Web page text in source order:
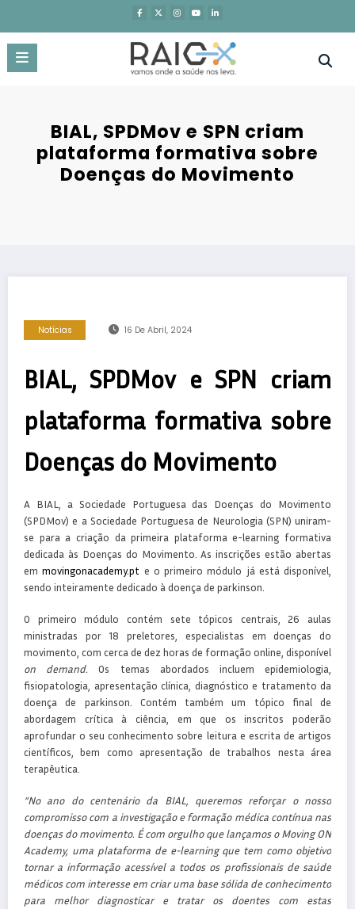
o
conteúdo
BIAL, SPDMov e SPN criam
plataforma formativa sobre
Doenças do Movimento
Notícias 16 De Abril, 2024
BIAL, SPDMov e SPN criam
plataforma formativa sobre
Doenças do Movimento
A BIAL, a Sociedade Portuguesa das Doenças do Movimento
(SPDMov) e a Sociedade Portuguesa de Neurologia (SPN) uniram-
se para a criação da primeira plataforma e-learning formativa
dedicada às Doenças do Movimento. As inscrições estão abertas
emmovingonacademy.pt e o primeiro módulo já está disponível,
sendo inteiramente dedicado à doença de parkinson.
O primeiro módulo contém sete tópicos centrais, 26 aulas
ministradas por 18 preletores, especialistas em doenças do
movimento, com cerca de dez horas de formação online, disponível
on demand. Os temas abordados incluem epidemiologia,
fisiopatologia, apresentação clínica, diagnóstico e tratamento da
doença de parkinson. Contém também um tópico final de
abordagem crítica à ciência, em que os inscritos poderão
aprofundar o seu conhecimento sobre leitura e escrita de artigos
científicos, bem como apresentação de trabalhos nesta área
terapêutica.
“No ano do centenário da BIAL, queremos reforçar o nosso
compromisso com a investigação e formação médica contínua nas
doenças do movimento. É com orgulho que lançamos o Moving ON
Academy, uma plataforma de e-learning que tem como objetivo
tornar a informação acessível a todos os profissionais de saúde
médicos com interesse em criar uma base sólida de conhecimento
para melhor diagnosticar e tratar os doentes com estas